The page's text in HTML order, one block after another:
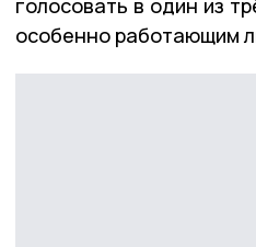
голосовать в один из
особенно работающим